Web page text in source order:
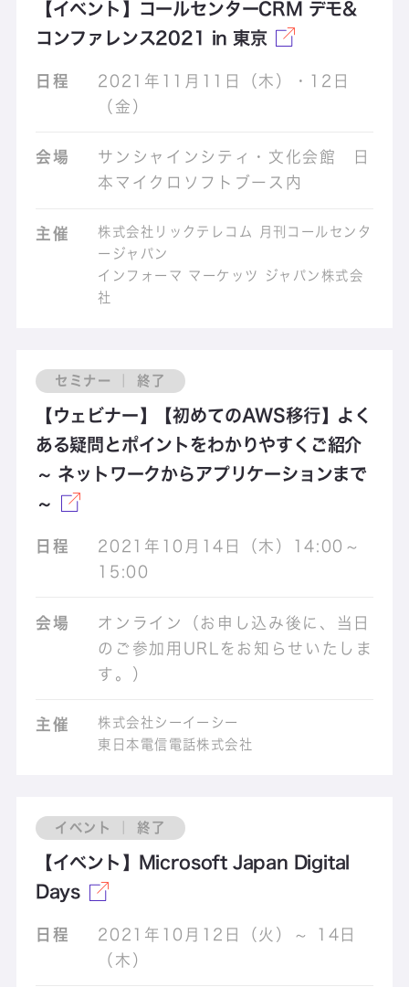
【イベント】コールセンターCRM デモ&
コンファレンス2021 in 東京
日程
2021年11月11日（木）・12日
（金）
会場
サンシャインシティ・文化会館 日
本マイクロソフトブース内
主催
株式会社リックテレコム 月刊コールセンタ
ージャパン
インフォーマ マーケッツ ジャパン株式会
社
セミナー ｜ 終了
【ウェビナー】【初めてのAWS移行】よく
ある疑問とポイントをわかりやすくご紹介
～ ネットワークからアプリケーションまで
～
日程
2021年10月14日（木）14:00～
15:00
会場
オンライン（お申し込み後に、当日
のご参加用URLをお知らせいたしま
す。）
主催
株式会社シーイーシー
東日本電信電話株式会社
イベント ｜ 終了
【イベント】Microsoft Japan Digital
Days
日程
2021年10月12日（火）～ 14日
（木）